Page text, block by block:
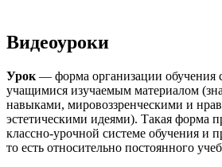
Видеоуроки
Урок — форма организации обучения
учащимися изучаемым материалом
навыками, мировоззренческими и
эстетическими идеями). Такая форма
классно-урочной системе обучения и
то есть относительно постоянного